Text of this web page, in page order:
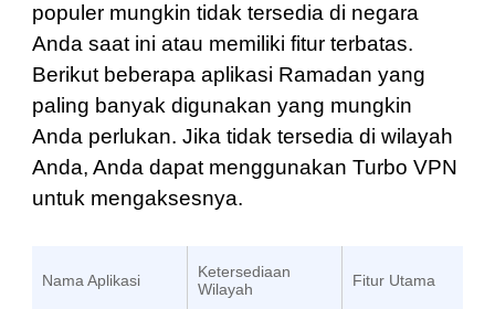
populer mungkin tidak tersedia di negara
Anda saat ini atau memiliki fitur terbatas.
Berikut beberapa aplikasi Ramadan yang
paling banyak digunakan yang mungkin
Anda perlukan. Jika tidak tersedia di wilayah
Anda, Anda dapat menggunakan Turbo VPN
untuk mengaksesnya.
Nama Aplikasi
Ketersediaan
Wilayah
Fitur Utama